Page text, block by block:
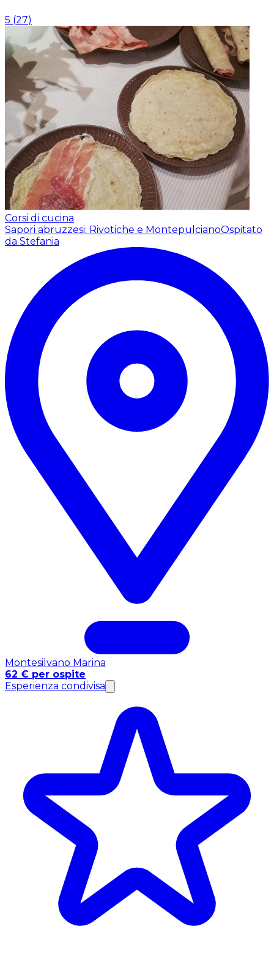
5 (27)
Corsi di cucina
Sapori abruzzesi: Rivotiche e MontepulcianoOspitato
da Stefania
Montesilvano Marina
62 € per ospite
Esperienza condivisa